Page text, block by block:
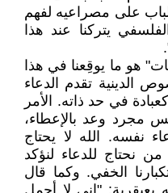
على مصراعيه لفهم
يتركنا عند هذا
هو ما يوقِعنا في هذا
الدينية تقدم الدعاء
في حد ذاته. الأمر
مجرد وعد بالإعطاء،
نفسه. الله لا يحتاج
نحتاج للدعاء لنؤكد
الخفي. وكما قال